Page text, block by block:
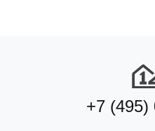
+7 (495)